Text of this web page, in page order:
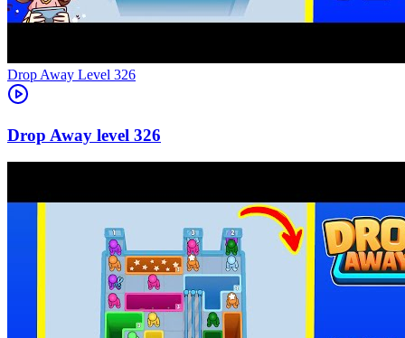
Level 326
326